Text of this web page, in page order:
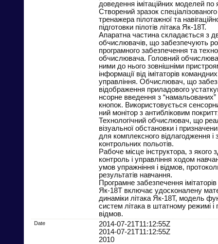
доведення імітаційних моделей по
Створений зразок
тренажера пілотажної та
підготовки пілотів літака Як-18Т.
Апаратна частина складається з
обчислювачів, що забезпечують
програмного забезпечення та
обчислювача. Головний
ними до нього зовнішніми
інформації від імітаторів
управління. Обчислювач, що
відображення приладового
нсорне введення з “намальованих”
кнопок. Використовується
ний монітор з антибліковим
Технологічний обчислювач, що
візуальної обстановки і
для комплексного відлагодження і
контрольних польотів.
Рабоче місце інструктора, з якого
контроль і управління ходом
умов упражніння і відмов,
результатів навчання.
Програмне забезпечення
Як-18Т включає удосконалену
динаміки літака Як-18Т, модель
систем літака в штатному режимі і
відмов.
Date
2014-07-21T11:12:55Z
2014-07-21T11:12:55Z
2010